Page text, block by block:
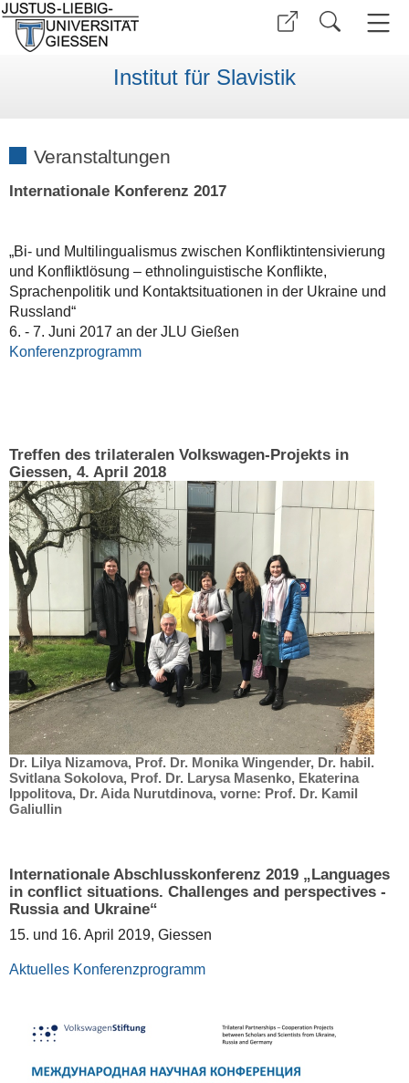
Institut für Slavistik
Veranstaltungen
Internationale Konferenz 2017
„Bi- und Multilingualismus zwischen Konfliktintensivierung
und Konfliktlösung – ethnolinguistische Konflikte,
Sprachenpolitik und Kontaktsituationen in der Ukraine und
Russland“
6. - 7. Juni 2017 an der JLU Gießen
Konferenzprogramm
Treffen des trilateralen Volkswagen-Projekts in
Giessen, 4. April 2018
Dr. Lilya Nizamova, Prof. Dr. Monika Wingender, Dr. habil.
Svitlana Sokolova, Prof. Dr. Larysa Masenko, Ekaterina
Ippolitova, Dr. Aida Nurutdinova, vorne: Prof. Dr. Kamil
Galiullin
Internationale Abschlusskonferenz 2019 „Languages
in conflict situations. Challenges and perspectives -
Russia and Ukraine“
15. und 16. April 2019, Giessen
Aktuelles Konferenzprogramm